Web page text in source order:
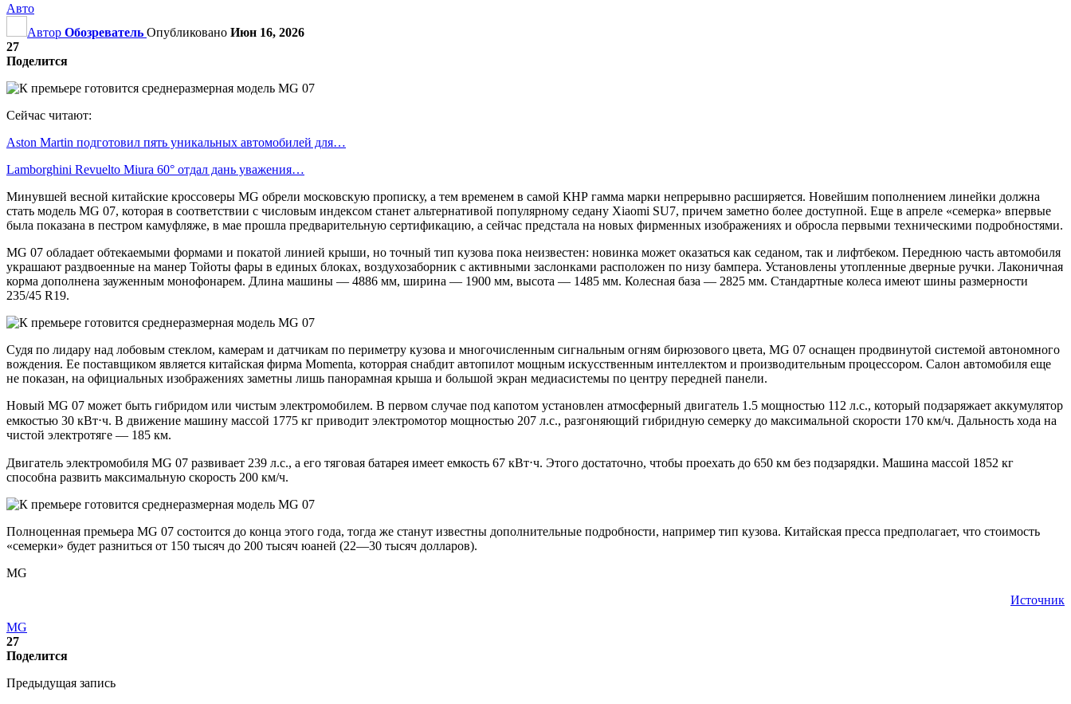
Авто
Автор Обозреватель Опубликовано Июн 16, 2026
27
Поделится
Сейчас читают:
Aston Martin подготовил пять уникальных автомобилей для…
Lamborghini Revuelto Miura 60° отдал дань уважения…
Минувшей весной китайские кроссоверы MG обрели московскую прописку, а тем временем в самой КНР гамма марки непрерывно расширяется. Новейшим пополнением линейки должна
стать модель MG 07, которая в соответствии с числовым индексом станет альтернативой популярному cедану Xiaomi SU7, причем заметно более доступной. Еще в апреле «семерка» впервые
была показана в пестром камуфляже, в мае прошла предварительную сертификацию, а сейчас предстала на новых фирменных изображениях и обросла первыми техническими подробностями.
MG 07 обладает обтекаемыми формами и покатой линией крыши, но точный тип кузова пока неизвестен: новинка может оказаться как седаном, так и лифтбеком. Переднюю часть автомобиля
украшают раздвоенные на манер Тойоты фары в единых блоках, воздухозаборник с активными заслонками расположен по низу бампера. Установлены утопленные дверные ручки. Лаконичная
корма дополнена зауженным монофонарем. Длина машины — 4886 мм, ширина — 1900 мм, высота — 1485 мм. Колесная база — 2825 мм. Стандартные колеса имеют шины размерности
235/45 R19.
Судя по лидару над лобовым стеклом, камерам и датчикам по периметру кузова и многочисленным сигнальным огням бирюзового цвета, MG 07 оснащен продвинутой системой автономного
вождения. Ее поставщиком является китайская фирма Momenta, которрая снабдит автопилот мощным искусственным интеллектом и производительным процессором. Салон автомобиля еще
не показан, на официальных изображениях заметны лишь панорамная крыша и большой экран медиасистемы по центру передней панели.
Новый MG 07 может быть гибридом или чистым электромобилем. В первом случае под капотом установлен атмосферный двигатель 1.5 мощностью 112 л.с., который подзаряжает аккумулятор
емкостью 30 кВт⋅ч. В движение машину массой 1775 кг приводит электромотор мощностью 207 л.с., разгоняющий гибридную семерку до максимальной скорости 170 км/ч. Дальность хода на
чистой электротяге — 185 км.
Двигатель электромобиля MG 07 развивает 239 л.с., а его тяговая батарея имеет емкость 67 кВт⋅ч. Этого достаточно, чтобы проехать до 650 км без подзарядки. Машина массой 1852 кг
способна развить максимальную скорость 200 км/ч.
Полноценная премьера MG 07 состоится до конца этого года, тогда же станут известны дополнительные подробности, например тип кузова. Китайская пресса предполагает, что стоимость
«семерки» будет разниться от 150 тысяч до 200 тысяч юаней (22—30 тысяч долларов).
MG
Источник
MG
27
Поделится
Предыдущая запись